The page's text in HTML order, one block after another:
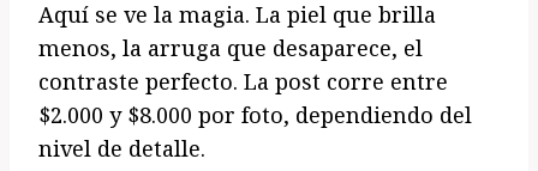
Aquí se ve la magia. La piel que brilla
menos, la arruga que desaparece, el
contraste perfecto. La post corre entre
$2.000 y $8.000 por foto, dependiendo del
nivel de detalle.